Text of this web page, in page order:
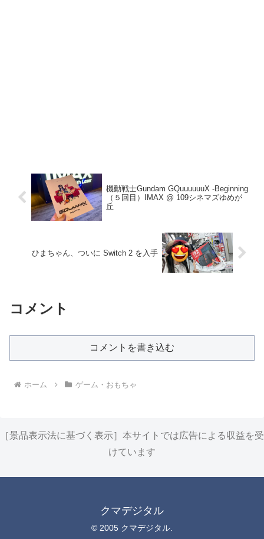
機動戦士Gundam GQuuuuuuX -Beginning
（５回目）IMAX @ 109シネマズゆめが
丘
ひまちゃん、ついに Switch 2 を入手
コメント
コメントを書き込む
ホーム ゲーム・おもちゃ
［景品表示法に基づく表示］本サイトでは広告による収益を受
けています
クマデジタル
© 2005 クマデジタル.